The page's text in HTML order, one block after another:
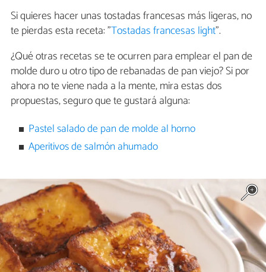
Si quieres hacer unas tostadas francesas más ligeras, no
te pierdas esta receta: "Tostadas francesas light".
¿Qué otras recetas se te ocurren para emplear el pan de
molde duro u otro tipo de rebanadas de pan viejo? Si por
ahora no te viene nada a la mente, mira estas dos
propuestas, seguro que te gustará alguna:
Pastel salado de pan de molde al horno
Aperitivos de salmón ahumado